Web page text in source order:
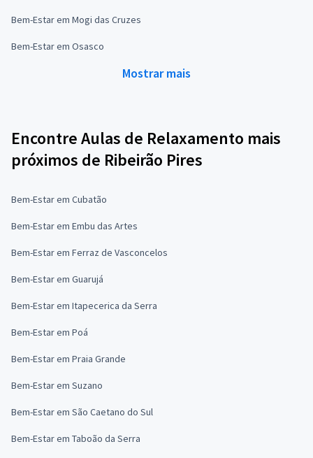
Bem-Estar em Mogi das Cruzes
Bem-Estar em Osasco
Mostrar mais
Encontre Aulas de Relaxamento mais
próximos de Ribeirão Pires
Bem-Estar em Cubatão
Bem-Estar em Embu das Artes
Bem-Estar em Ferraz de Vasconcelos
Bem-Estar em Guarujá
Bem-Estar em Itapecerica da Serra
Bem-Estar em Poá
Bem-Estar em Praia Grande
Bem-Estar em Suzano
Bem-Estar em São Caetano do Sul
Bem-Estar em Taboão da Serra